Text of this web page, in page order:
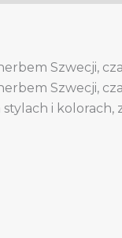
Szwecji,
Szwecji,
i